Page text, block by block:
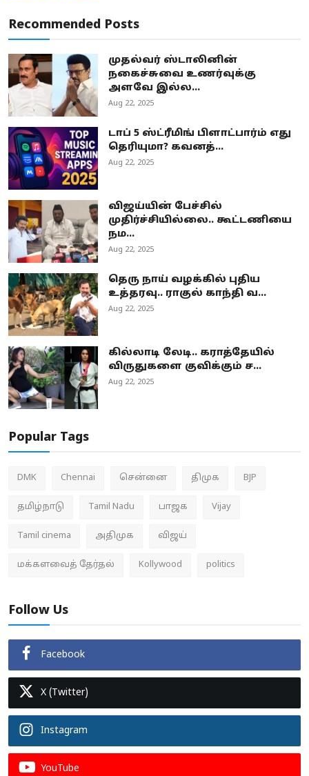
Recommended Posts
முதல்வர் ஸ்டாலினின்
நகைச்சுவை உணர்வுக்கு
அளவே இல்ல...
Aug 22, 2025
டாப் 5 ஸ்ட்ரீமிங் பிளாட்பார்ம் எது
தெரியுமா? கவனத்...
Aug 22, 2025
விஜய்யின் பேச்சில்
முதிர்ச்சியில்லை.. கூட்டணியை
நம...
Aug 22, 2025
தெரு நாய் வழக்கில் புதிய
உத்தரவு.. ராகுல் காந்தி வ...
Aug 22, 2025
கில்லாடி லேடி.. கராத்தேயில்
விருதுகளை குவிக்கும் ச...
Aug 22, 2025
Popular Tags
DMK Chennai சென்னை திமுக BJP
தமிழ்நாடு Tamil Nadu பாஜக Vijay
Tamil cinema அதிமுக விஜய்
மக்களவைத் தேர்தல் Kollywood politics
Follow Us
Facebook
X (Twitter)
Instagram
YouTube